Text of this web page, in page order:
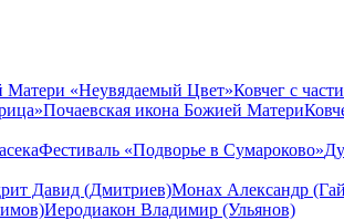
Матери «Неувядаемый Цвет»Ковчег с
Почаевская икона Божией Матери
Фестиваль «Подворье в Сумароково»
Давид (Дмитриев)Монах Александр
Иеродиакон Владимир (Ульянов)